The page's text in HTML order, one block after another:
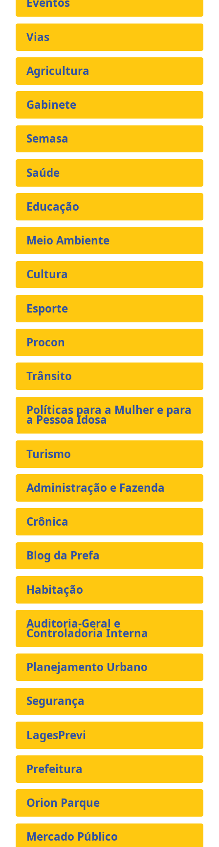
Vias
Agricultura
Gabinete
Semasa
Saúde
Educação
Meio Ambiente
Cultura
Esporte
Procon
Trânsito
Políticas para a Mulher e para
a Pessoa Idosa
Turismo
Administração e Fazenda
Crônica
Blog da Prefa
Habitação
Auditoria-Geral e
Controladoria Interna
Planejamento Urbano
Segurança
LagesPrevi
Prefeitura
Orion Parque
Mercado Público